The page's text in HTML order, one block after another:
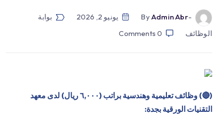
-by
Admin Abr يونيو 2, 2026
بوابة
الوظائف
0
Comments
(
🔴
) وظائف تعليمية وهندسية براتب (٦,٠٠٠ ريال) لدى معهد
التقنيات الورقية بجدة: